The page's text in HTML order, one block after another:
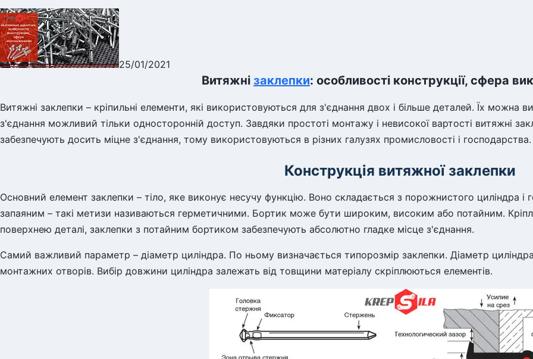
25/01/2021
Витяжні заклепки: особливості конструкції, сфера
Витяжні заклепки – кріпильні елементи, які використовуються для з'єднання двох і більше деталей. Їх можна
з'єднання можливий тільки односторонній доступ. Завдяки простоті монтажу і невисокої вартості витяжні
забезпечують досить міцне з'єднання, тому використовуються в різних галузях промисловості і господарства.
Конструкція витяжної заклепки
Основний елемент заклепки – тіло, яке виконує несучу функцію. Воно складається з порожнистого циліндра
запаяним – такі метизи називаються герметичними. Бортик може бути широким, високим або потайним.
поверхнею деталі, заклепки з потайним бортиком забезпечують абсолютно гладке місце з'єднання.
Самий важливий параметр – діаметр циліндра. По ньому визначається типорозмір заклепки. Діаметр
монтажних отворів. Вибір довжини циліндра залежать від товщини матеріалу скріплюються елементів.